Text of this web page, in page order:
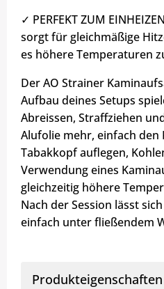
✓ PERFEKT ZUM
sorgt für gleichmäßige
es höhere Temperaturen
Der AO Strainer
Aufbau deines Setups
Abreissen, Straffziehen
Alufolie mehr, einfach den
Tabakkopf auflegen,
Verwendung eines
gleichzeitig höhere
Nach der Session lässt
einfach unter fließendem
Produkteigenschaften